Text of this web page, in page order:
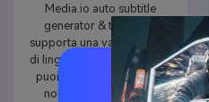
Media.io auto subtitle
generator & translator
supporta una vasta gamma
di lingue di sottotitoli tra cui
puoi scegliere, tra cui ma
non limitato a inglese,